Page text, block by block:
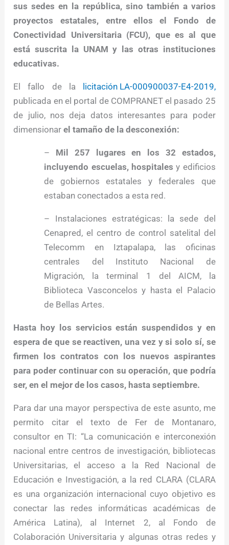
sus sedes en la república, sino también a varios
proyectos estatales, entre ellos el Fondo de
Conectividad Universitaria (FCU), que es al que
está suscrita la UNAM y las otras instituciones
educativas.
El fallo de la licitación LA-000900037-E4-2019,
publicada en el portal de COMPRANET el pasado 25
de julio, nos deja datos interesantes para poder
dimensionarel tamaño de la desconexión:
– Mil 257 lugares en los 32 estados,
incluyendo escuelas, hospitales y edificios
de gobiernos estatales y federales que
estaban conectados a esta red.
– Instalaciones estratégicas: la sede del
Cenapred, el centro de control satelital del
Telecomm en Iztapalapa, las oficinas
centrales del Instituto Nacional de
Migración, la terminal 1 del AICM, la
Biblioteca Vasconcelos y hasta el Palacio
de Bellas Artes.
Hasta hoy los servicios están suspendidos y en
espera de que se reactiven, una vez y si solo sí, se
firmen los contratos con los nuevos aspirantes
para poder continuar con su operación, que podría
ser, en el mejor de los casos, hasta septiembre.
Para dar una mayor perspectiva de este asunto, me
permito citar el texto de Fer de Montanaro,
consultor en TI: “La comunicación e interconexión
nacional entre centros de investigación, bibliotecas
Universitarias, el acceso a la Red Nacional de
Educación e Investigación, a la red CLARA (CLARA
es una organización internacional cuyo objetivo es
conectar las redes informáticas académicas de
América Latina), al Internet 2, al Fondo de
Colaboración Universitaria y algunas otras redes y